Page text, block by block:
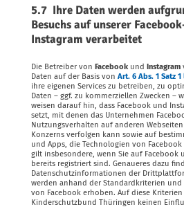
5.7 Ihre Daten werden
Besuchs auf unserer
Instagram verarbeitet
Die Betreiber von Facebookund Instagram
Daten auf der Basis von Art. 6 Abs. 1 Satz
ihre eigenen Services zu betreiben, zu
Daten – ggf. zu kommerziellen Zwecken –
weisen darauf hin, dass Facebook und
setzt, mit denen das Unternehmen
Nutzungsverhalten auf anderen
Konzerns verfolgen kann sowie auf
und Apps, die Technologien von
gilt insbesondere, wenn Sie auf Facebook
bereits registriert sind. Genaueres dazu
Datenschutzinformationen der
werden anhand der Standardkriterien
von Facebook erhoben. Auf diese
Kinderschutzbund Thüringen keinen